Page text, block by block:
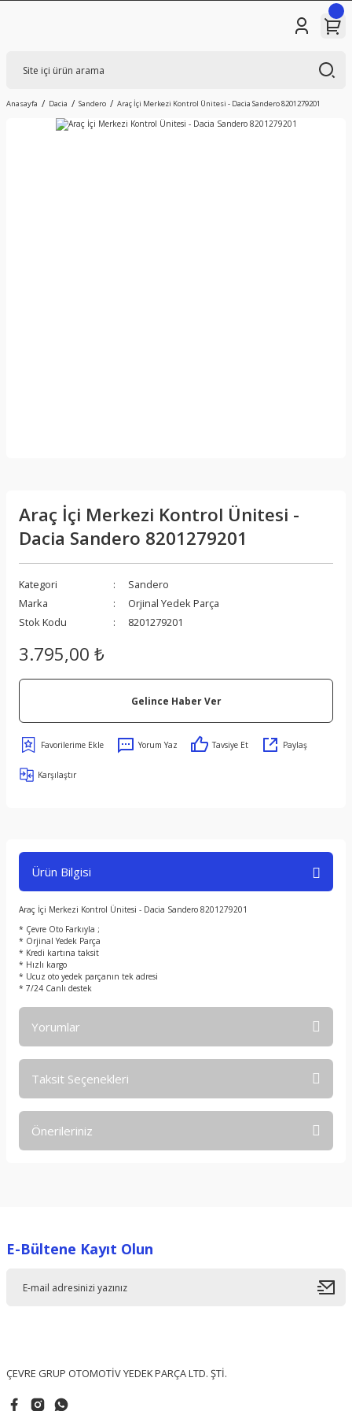
Anasayfa Dacia Sandero Araç İçi Merkezi Kontrol Ünitesi - Dacia Sandero 8201279201
Araç İçi Merkezi Kontrol Ünitesi -
Dacia Sandero 8201279201
Kategori
Sandero
Marka
Orjinal Yedek Parça
Stok Kodu
8201279201
3.795,00 ₺
Gelince Haber Ver
Yorum Yaz Tavsiye Et Paylaş
Karşılaştır
Ürün Bilgisi
Araç İçi Merkezi Kontrol Ünitesi - Dacia Sandero 8201279201
* Çevre Oto Farkıyla ;
* Orjinal Yedek Parça
* Kredi kartına taksit
* Hızlı kargo
* Ucuz oto yedek parçanın tek adresi
* 7/24 Canlı destek
Yorumlar
Taksit Seçenekleri
Önerileriniz
Ürün resmi kalitesiz, bozuk veya görüntülenemiyor.
E-Bültene Kayıt Olun
ÇEVRE GRUP OTOMOTİV YEDEK PARÇA LTD. ŞTİ.